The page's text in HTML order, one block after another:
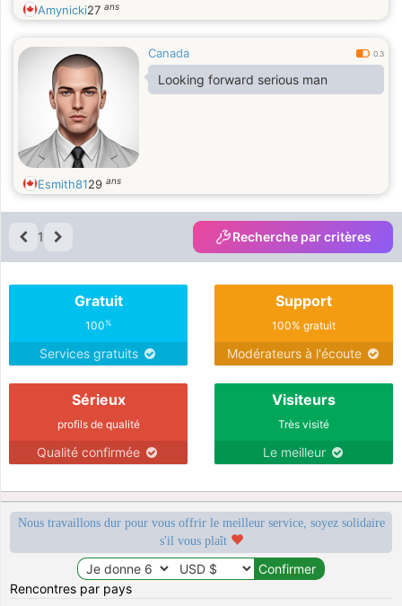
Amynicki27 ans
Canada 0.3
Looking forward serious man
Esmith8129 ans
1 Recherche par critères
Gratuit
100%
Services gratuits
Support
100% gratuit
Modérateurs à l'écoute
Sérieux
profils de qualité
Qualité confirmée
Visiteurs
Très visité
Le meilleur
Nous travaillons dur pour vous offrir le meilleur service, soyez solidaire
s'il vous plaît
Rencontres par pays